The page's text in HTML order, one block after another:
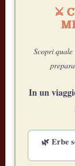
⚔️
Scopri
In un
🌿 Erbe